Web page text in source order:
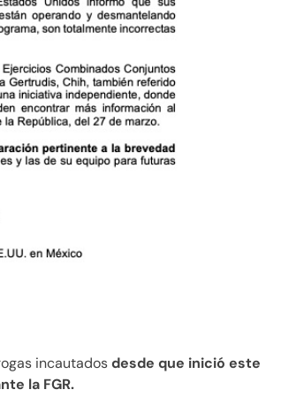
incautadosdesde que inició este
la FGR.